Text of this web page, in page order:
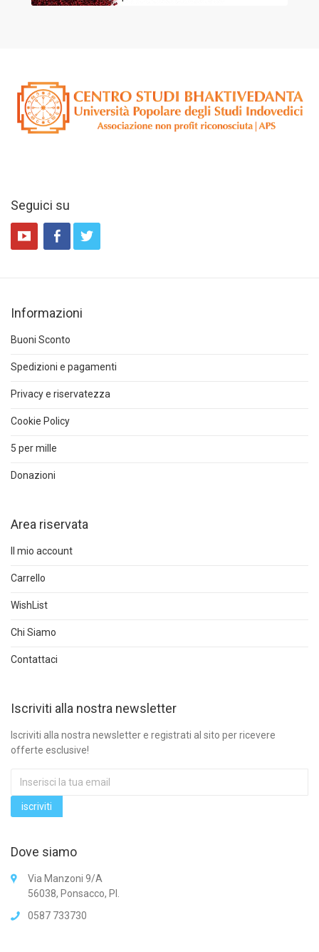
Seguici su
Informazioni
Buoni Sconto
Spedizioni e pagamenti
Privacy e riservatezza
Cookie Policy
5 per mille
Donazioni
Area riservata
Il mio account
Carrello
WishList
Chi Siamo
Contattaci
Iscriviti alla nostra newsletter
Iscriviti alla nostra newsletter e registrati al sito per ricevere
offerte esclusive!
Dove siamo
Via Manzoni 9/A
56038, Ponsacco, PI.
0587 733730